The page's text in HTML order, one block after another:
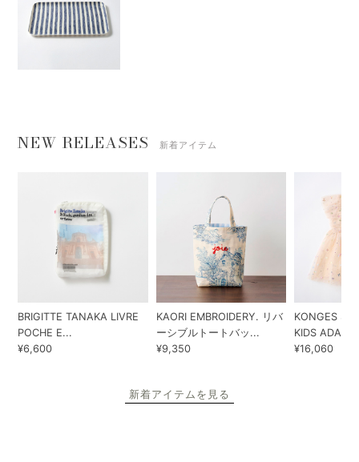
NEW RELEASES 新着アイテム
BRIGITTE TANAKA LIVRE
POCHE E...
¥6,600
KAORI EMBROIDERY. リバ
ーシブルトートバッ...
¥9,350
KONGES
KIDS ADA...
¥16,060
新着アイテムを見る